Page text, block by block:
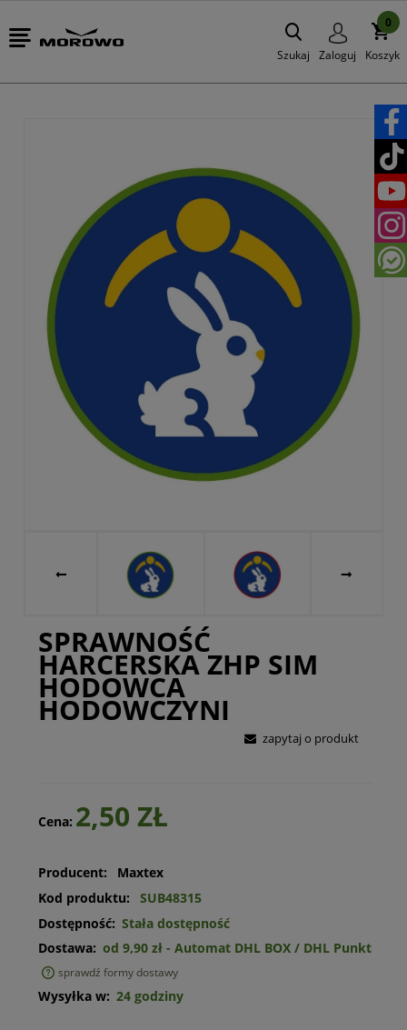
Szukaj Zaloguj Koszyk
0
SPRAWNOŚĆ
HARCERSKA ZHP SIM
HODOWCA
HODOWCZYNI
zapytaj o produkt
Cena: 2,50 ZŁ
Producent:
Maxtex
Kod produktu:
SUB48315
Dostępność: Stała dostępność
Dostawa: od 9,90 zł - Automat DHL BOX / DHL Punkt
sprawdź formy dostawy
Wysyłka w: 24 godziny